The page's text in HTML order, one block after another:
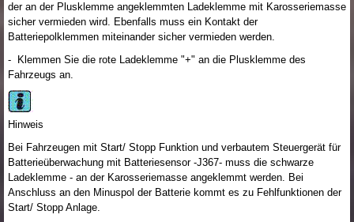
der an der Plusklemme angeklemmten Ladeklemme mit Karosseriemasse
sicher vermieden wird. Ebenfalls muss ein Kontakt der
Batteriepolklemmen miteinander sicher vermieden werden.
- Klemmen Sie die rote Ladeklemme "+" an die Plusklemme des
Fahrzeugs an.
Hinweis
Bei Fahrzeugen mit Start/ Stopp Funktion und verbautem Steuergerät für
Batterieüberwachung mit Batteriesensor -J367- muss die schwarze
Ladeklemme - an der Karosseriemasse angeklemmt werden. Bei
Anschluss an den Minuspol der Batterie kommt es zu Fehlfunktionen der
Start/ Stopp Anlage.